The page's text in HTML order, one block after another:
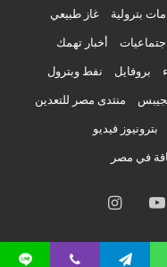
بترولية غاز طبيعي
اجتماعيات أخبار تهمك
بروفايل نفط وبترول
منتدى مصر للتعدين
بترونيوز فيديو
في مصر
‫YouTubeانستقرام